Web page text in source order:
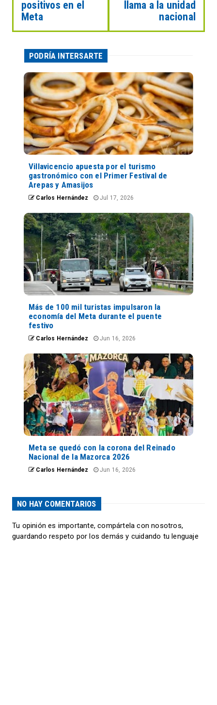
positivos en el
Meta
llama a la unidad
nacional
PODRÍA INTERSARTE
Villavicencio apuesta por el turismo
gastronómico con el Primer Festival de
Arepas y Amasijos
Carlos Hernández Jul 17, 2026
Más de 100 mil turistas impulsaron la
economía del Meta durante el puente
festivo
Carlos Hernández Jun 16, 2026
Meta se quedó con la corona del Reinado
Nacional de la Mazorca 2026
Carlos Hernández Jun 16, 2026
NO HAY COMENTARIOS
Tu opinión es importante, compártela con nosotros,
guardando respeto por los demás y cuidando tu lenguaje